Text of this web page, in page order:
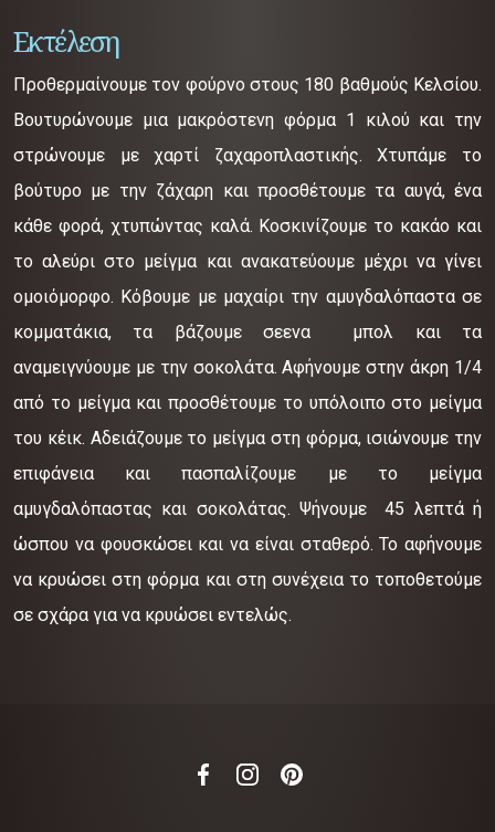
Εκτέλεση
Προθερμαίνουμε τον φούρνο στους 180 βαθμούς Κελσίου.
Βουτυρώνουμε μια μακρόστενη φόρμα 1 κιλού και την
στρώνουμε με χαρτί ζαχαροπλαστικής. Χτυπάμε το
βούτυρο με την ζάχαρη και προσθέτουμε τα αυγά, ένα
κάθε φορά, χτυπώντας καλά. Κοσκινίζουμε το κακάο και
το αλεύρι στο μείγμα και ανακατεύουμε μέχρι να γίνει
ομοιόμορφο. Κόβουμε με μαχαίρι την αμυγδαλόπαστα σε
κομματάκια, τα βάζουμε σεενα μπολ και τα
αναμειγνύουμε με την σοκολάτα. Αφήνουμε στην άκρη 1/4
από το μείγμα και προσθέτουμε το υπόλοιπο στο μείγμα
του κέικ. Αδειάζουμε το μείγμα στη φόρμα, ισιώνουμε την
επιφάνεια και πασπαλίζουμε με το μείγμα
αμυγδαλόπαστας και σοκολάτας. Ψήνουμε 45 λεπτά ή
ώσπου να φουσκώσει και να είναι σταθερό. Το αφήνουμε
να κρυώσει στη φόρμα και στη συνέχεια το τοποθετούμε
σε σχάρα για να κρυώσει εντελώς.